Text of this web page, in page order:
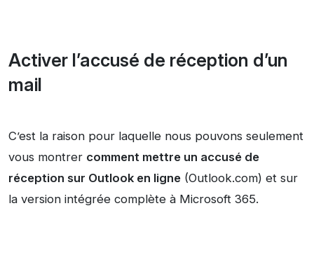
Activer l’accusé de réception d’un
mail
C’est la raison pour laquelle nous pouvons seulement
vous montrer comment mettre un accusé de
réception sur Outlook en ligne (Outlook.com) et sur
la version intégrée complète à Microsoft 365.